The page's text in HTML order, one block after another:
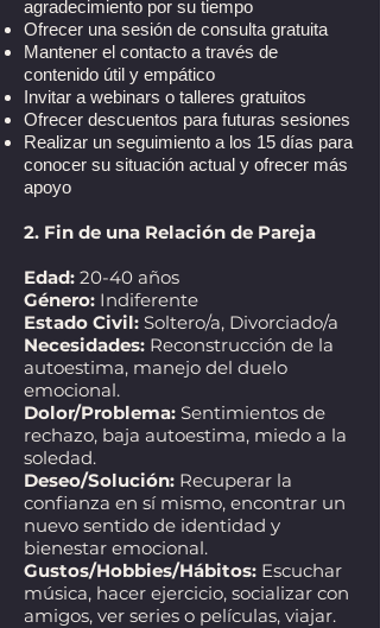
agradecimiento por su tiempo
Ofrecer una sesión de consulta gratuita
Mantener el contacto a través de
contenido útil y empático
Invitar a webinars o talleres gratuitos
Ofrecer descuentos para futuras sesiones
Realizar un seguimiento a los 15 días para
conocer su situación actual y ofrecer más
apoyo
2. Fin de una Relación de Pareja
Edad: 20-40 años
Género: Indiferente
Estado Civil: Soltero/a, Divorciado/a
Necesidades: Reconstrucción de la
autoestima, manejo del duelo
emocional.
Dolor/Problema: Sentimientos de
rechazo, baja autoestima, miedo a la
soledad.
Deseo/Solución: Recuperar la
confianza en sí mismo, encontrar un
nuevo sentido de identidad y
bienestar emocional.
Gustos/Hobbies/Hábitos: Escuchar
música, hacer ejercicio, socializar con
amigos, ver series o películas, viajar.